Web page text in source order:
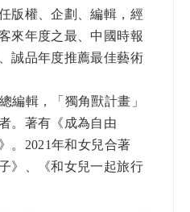
版權、企劃、編輯，經
來年度之最、中國時報
誠品年度推薦最佳藝術
編輯，「獨角獸計畫」
。著有《成為自由
。2021年和女兒合著
》、《和女兒一起旅行